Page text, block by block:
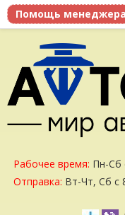
Рабочее время: Пн-Сб
Отправка: Вт-Чт, Сб с